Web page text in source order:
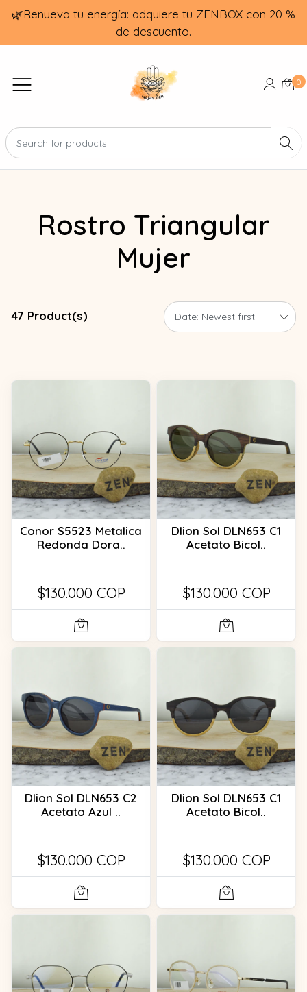
🌿Renueva tu energía: adquiere tu ZENBOX con 20 %
de descuento.
0
Rostro Triangular
Mujer
47 Product(s)
Conor S5523 Metalica
Redonda Dora..
$130.000 COP
Dlion Sol DLN653 C1
Acetato Bicol..
$130.000 COP
Dlion Sol DLN653 C2
Acetato Azul ..
$130.000 COP
Dlion Sol DLN653 C1
Acetato Bicol..
$130.000 COP